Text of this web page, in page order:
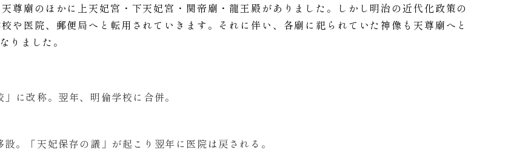
尊廟のほかに上天妃宮・下天妃宮・関帝廟・龍王殿がありました。しかし明治の近代化政策の
や医院、郵便局へと転用されていきます。それに伴い、各廟に祀られていた神像も天尊廟へと
りました。
に改称。翌年、明倫学校に合併。
。「天妃保存の議」が起こり翌年に医院は戻される。